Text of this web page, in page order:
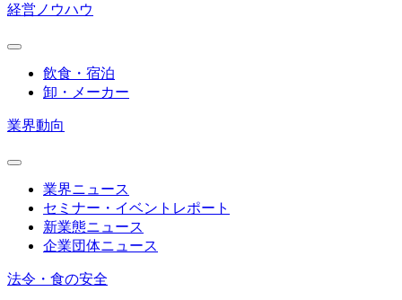
経営ノウハウ
飲食・宿泊
卸・メーカー
業界動向
業界ニュース
セミナー・イベントレポート
新業態ニュース
企業団体ニュース
法令・食の安全